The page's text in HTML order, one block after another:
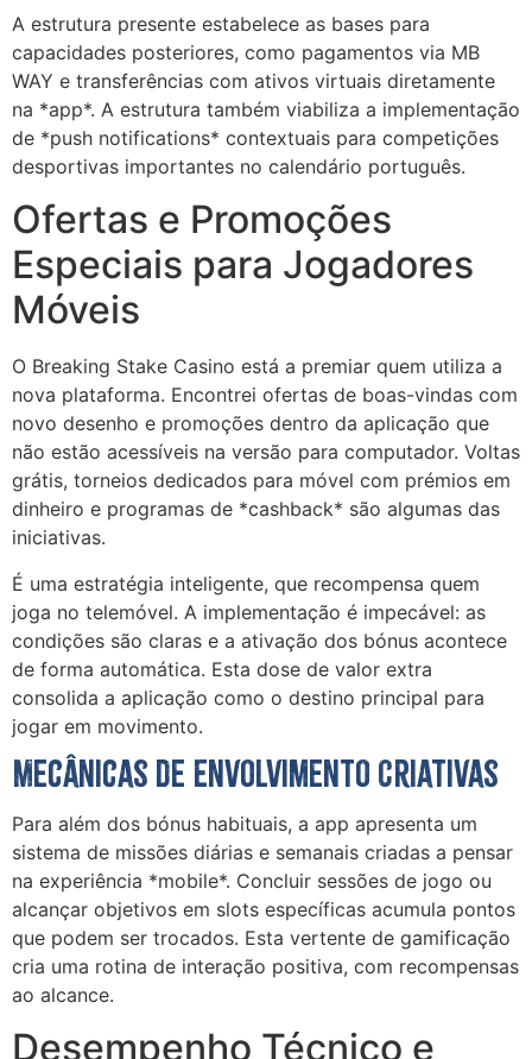
A estrutura presente estabelece as bases para
capacidades posteriores, como pagamentos via MB
WAY e transferências com ativos virtuais diretamente
na *app*. A estrutura também viabiliza a implementação
de *push notifications* contextuais para competições
desportivas importantes no calendário português.
Ofertas e Promoções
Especiais para Jogadores
Móveis
O Breaking Stake Casino está a premiar quem utiliza a
nova plataforma. Encontrei ofertas de boas-vindas com
novo desenho e promoções dentro da aplicação que
não estão acessíveis na versão para computador. Voltas
grátis, torneios dedicados para móvel com prémios em
dinheiro e programas de *cashback* são algumas das
iniciativas.
É uma estratégia inteligente, que recompensa quem
joga no telemóvel. A implementação é impecável: as
condições são claras e a ativação dos bónus acontece
de forma automática. Esta dose de valor extra
consolida a aplicação como o destino principal para
jogar em movimento.
Mecânicas de Envolvimento Criativas
Para além dos bónus habituais, a app apresenta um
sistema de missões diárias e semanais criadas a pensar
na experiência *mobile*. Concluir sessões de jogo ou
alcançar objetivos em slots específicas acumula pontos
que podem ser trocados. Esta vertente de gamificação
cria uma rotina de interação positiva, com recompensas
ao alcance.
Desempenho Técnico e